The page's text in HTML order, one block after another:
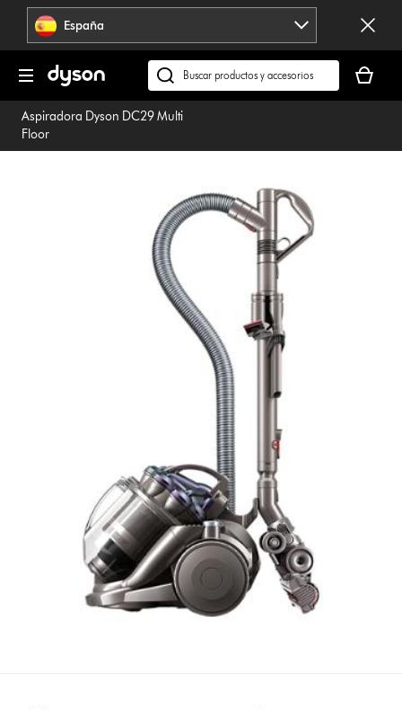
Omitir
navegación España
Buscar
en
dyson.es
cesta
está
Aspiradora Dyson DC29 Multi
Floor